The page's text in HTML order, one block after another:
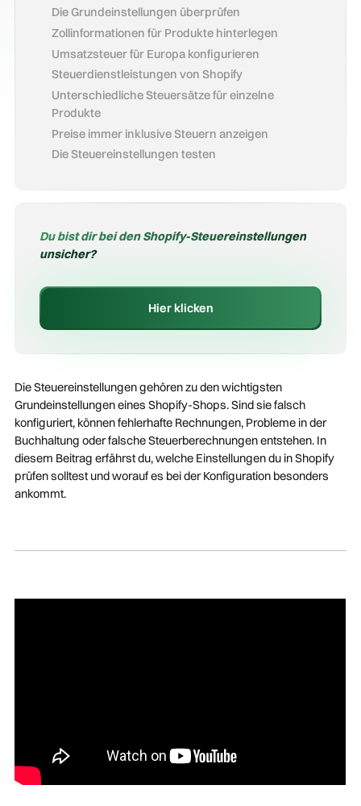
Die Grundeinstellungen überprüfen
Zollinformationen für Produkte hinterlegen
Umsatzsteuer für Europa konfigurieren
Steuerdienstleistungen von Shopify
Unterschiedliche Steuersätze für einzelne
Produkte
Preise immer inklusive Steuern anzeigen
Die Steuereinstellungen testen
Du bist dir bei den Shopify-Steuereinstellungen
unsicher?
Hier klicken
Die Steuereinstellungen gehören zu den wichtigsten
Grundeinstellungen eines Shopify-Shops. Sind sie falsch
konfiguriert, können fehlerhafte Rechnungen, Probleme in der
Buchhaltung oder falsche Steuerberechnungen entstehen. In
diesem Beitrag erfährst du, welche Einstellungen du in Shopify
prüfen solltest und worauf es bei der Konfiguration besonders
ankommt.